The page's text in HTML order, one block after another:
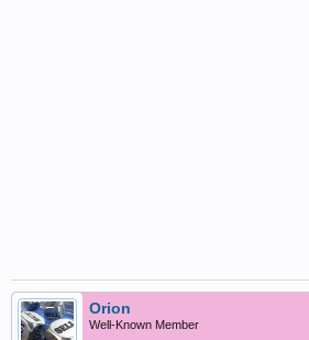
Orion
Well-Known Member